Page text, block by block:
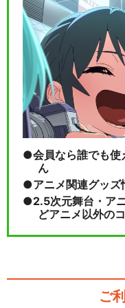
会員なら誰でも使
ん
アニメ関連グッズ
2.5次元舞台・ア
どアニメ以外の
ご